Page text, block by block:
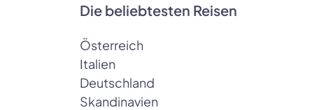
Die beliebtesten Reisen
Österreich
Italien
Deutschland
Skandinavien